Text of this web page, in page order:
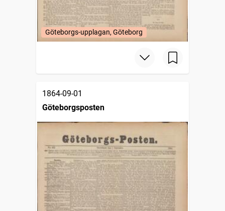
Göteborgs-upplagan, Göteborg
1864-09-01
Göteborgsposten